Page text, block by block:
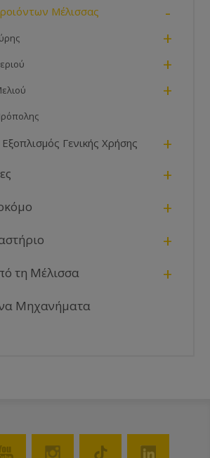
Μέλισσας -
+
+
+
Γενικής Χρήσης +
+
+
+
τη Μέλισσα +
Μηχανήματα